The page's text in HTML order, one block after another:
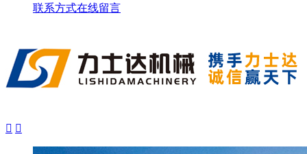
联系方式在线留言
 